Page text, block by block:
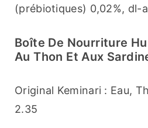
(prébiotiques) 0,02%, dl-
Boîte De Nourriture
Au Thon Et Aux
Original Keminari : Eau,
2.35